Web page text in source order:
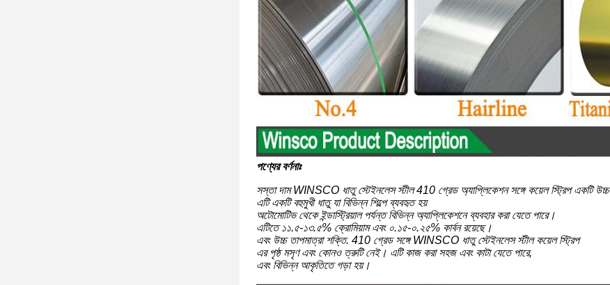
পণ্যের বর্ণনাঃ
সস্তা দাম WINSCO ধাতু স্টেইনলেস স্টীল 410 গ্রেড অ্যাপ্লিকেশন সঙ্গে কয়েল স্ট্রিপ একটি উচ্চ
এটি একটি বহুমুখী ধাতু যা বিভিন্ন শিল্পে ব্যবহৃত হয়
অটোমোটিভ থেকে ইন্ডাস্ট্রিয়াল পর্যন্ত বিভিন্ন অ্যাপ্লিকেশনে ব্যবহার করা যেতে পারে।
এটিতে ১১.৫-১৩.৫% ক্রোমিয়াম এবং ০.১৫-০.২৫% কার্বন রয়েছে।
এবং উচ্চ তাপমাত্রা শক্তি. 410 গ্রেড সঙ্গে WINSCO ধাতু স্টেইনলেস স্টীল কয়েল স্ট্রিপ
এর পৃষ্ঠ মসৃণ এবং কোনও ত্রুটি নেই। এটি কাজ করা সহজ এবং কাটা যেতে পারে,
এবং বিভিন্ন আকৃতিতে গড়া হয়।